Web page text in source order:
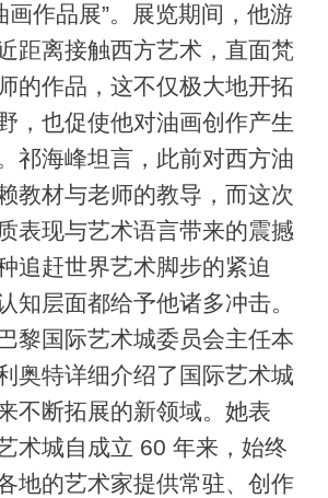
画作品展”。展览期间，他游
距离接触西方艺术，直面梵
的作品，这不仅极大地开拓
，也促使他对油画创作产生
祁海峰坦言，此前对西方油
教材与老师的教导，而这次
表现与艺术语言带来的震撼
追赶世界艺术脚步的紧迫
知层面都给予他诸多冲击。
黎国际艺术城委员会主任本
奥特详细介绍了国际艺术城
不断拓展的新领域。她表
术城自成立 60 年来，始终
地的艺术家提供常驻、创作